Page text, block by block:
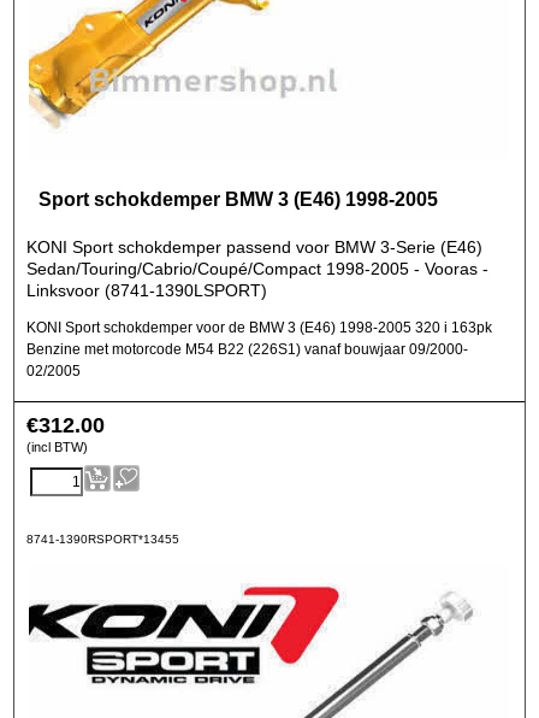
Sport schokdemper BMW 3 (E46) 1998-2005
KONI Sport schokdemper passend voor BMW 3-Serie (E46)
Sedan/Touring/Cabrio/Coupé/Compact 1998-2005 - Vooras -
Linksvoor (8741-1390LSPORT)
KONI Sport schokdemper voor de BMW 3 (E46) 1998-2005 320 i 163pk
Benzine met motorcode M54 B22 (226S1) vanaf bouwjaar 09/2000-
02/2005
€312.00
(incl BTW)
8741-1390RSPORT*13455